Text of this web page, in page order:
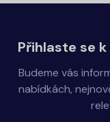
Přihlaste se
Budeme vás
nabídkách,